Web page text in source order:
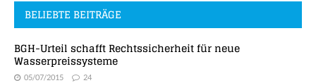
BELIEBTE BEITRÄGE
BGH-Urteil schafft Rechtssicherheit für neue
Wasserpreissysteme
05/07/2015 24